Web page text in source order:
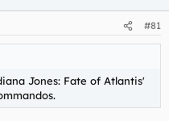
#81
Jones: Fate of Atlantis'